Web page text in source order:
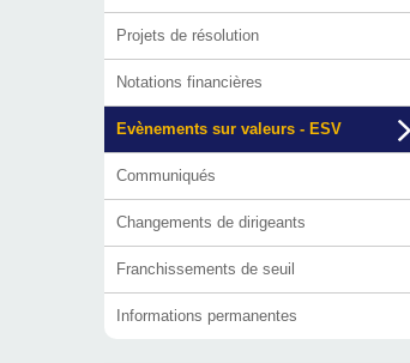
Projets de résolution
Notations financières
Evènements sur valeurs - ESV
Communiqués
Changements de dirigeants
Franchissements de seuil
Informations permanentes